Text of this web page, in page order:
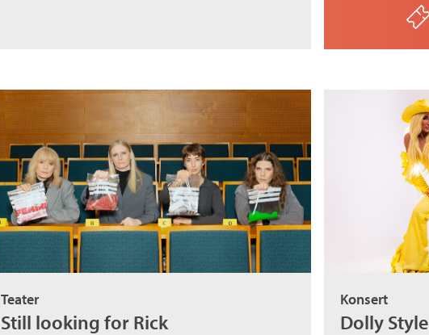
Teater
Still looking for Rick
Konsert
Dolly Style